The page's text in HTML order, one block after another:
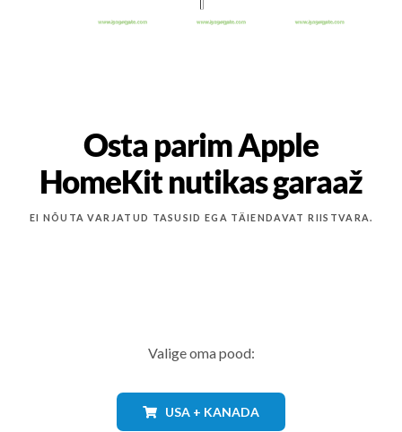
Osta parim Apple
HomeKit nutikas garaaž
EI NÕUTA VARJATUD TASUSID EGA TÄIENDAVAT RIISTVARA.
Valige oma pood:
USA + KANADA